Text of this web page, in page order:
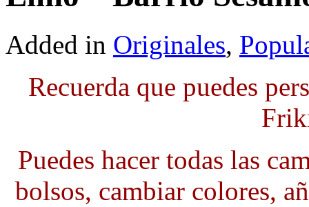
Added in Originales,
Recuerda que puedes
Puedes hacer todas las
bolsos, cambiar colores,